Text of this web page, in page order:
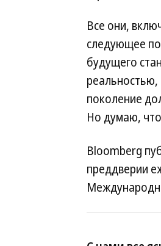
Все они,
следующее
будущего
поколение
Но думаю, что
Bloomberg
преддверии